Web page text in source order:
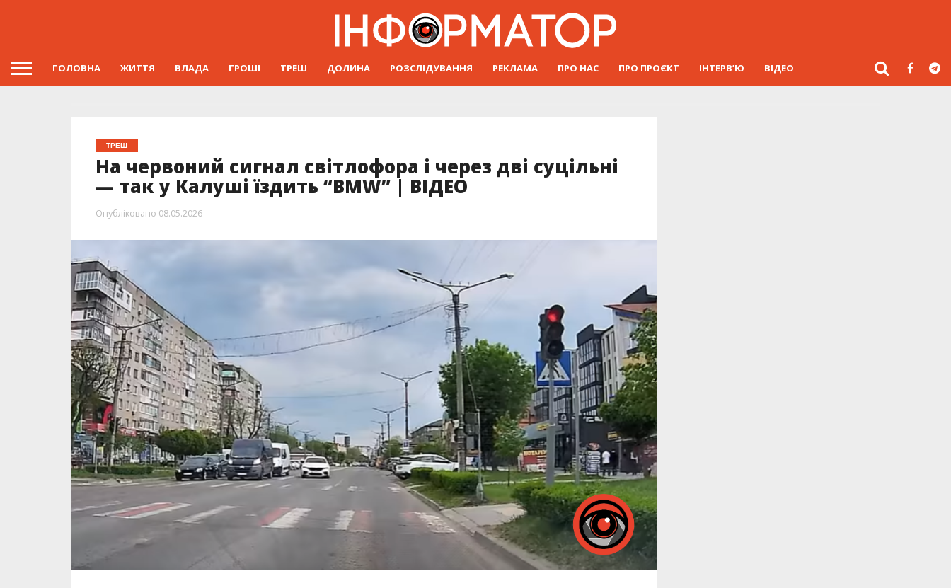
ГОЛОВНА ЖИТТЯ ВЛАДА ГРОШІ ТРЕШ ДОЛИНА РОЗСЛІДУВАННЯ РЕКЛАМА ПРО НАС ПРО ПРОЄКТ ІНТЕРВ’Ю ВІДЕО
ТРЕШ
На червоний сигнал світлофора і через дві суцільні
— так у Калуші їздить “BMW” | ВІДЕО
Опубліковано 08.05.2026